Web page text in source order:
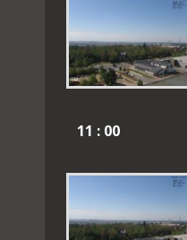
11 : 00